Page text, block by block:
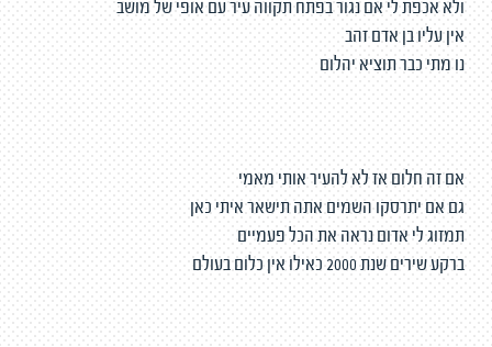
ולא אכפת לי אם נגור בפתח תקווה עיר עם אופי של מושב
אין עליו בן אדם זהב
נו מתי כבר תוציא יהלום
אם זה חלום אז לא להעיר אותי מאמי
גם אם יתרסקו השמים אתה תישאר איתי כאן
תמזוג לי אדום נראה את הכל פעמיים
ברקע שירים שנת 2000 כאילו אין כלום בעולם